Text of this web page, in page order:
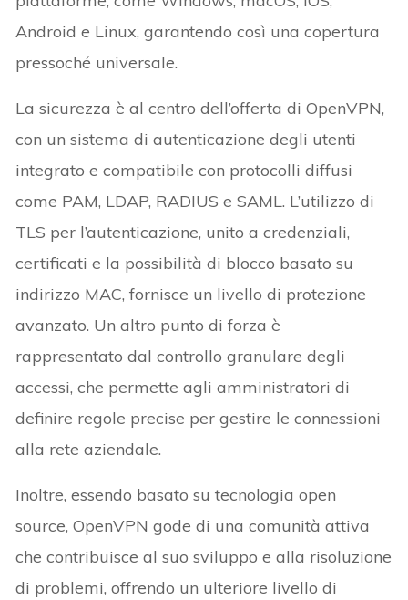
Android e Linux, garantendo così una copertura
pressoché universale.
La sicurezza è al centro dell’offerta di OpenVPN,
con un sistema di autenticazione degli utenti
integrato e compatibile con protocolli diffusi
come PAM, LDAP, RADIUS e SAML. L’utilizzo di
TLS per l’autenticazione, unito a credenziali,
certificati e la possibilità di blocco basato su
indirizzo MAC, fornisce un livello di protezione
avanzato. Un altro punto di forza è
rappresentato dal controllo granulare degli
accessi, che permette agli amministratori di
definire regole precise per gestire le connessioni
alla rete aziendale.
Inoltre, essendo basato su tecnologia open
source, OpenVPN gode di una comunità attiva
che contribuisce al suo sviluppo e alla risoluzione
di problemi, offrendo un ulteriore livello di